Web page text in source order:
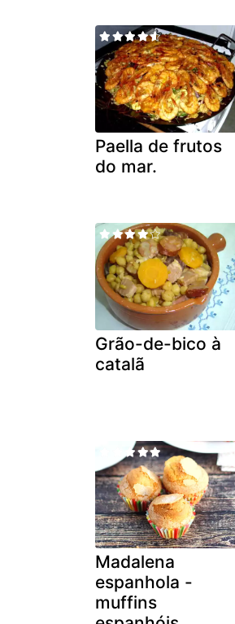
Paella de frutos
do mar.
Grão-de-bico à
catalã
Madalena
espanhola -
muffins